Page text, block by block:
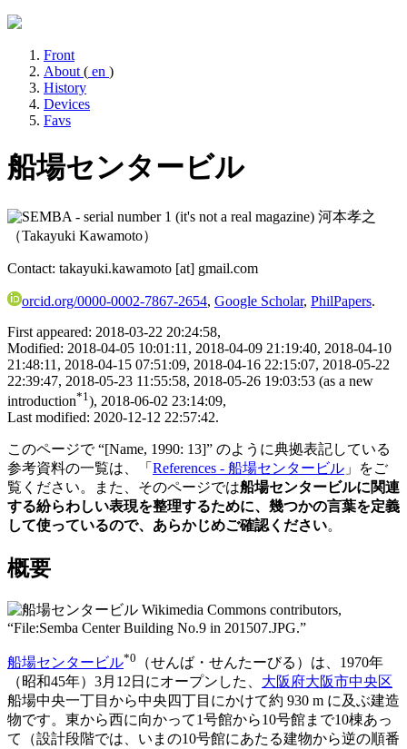
Front
About ( en )
History
Devices
Favs
船場センタービル
河本孝之
（Takayuki Kawamoto）
Contact: takayuki.kawamoto [at] gmail.com
orcid.org/0000-0002-7867-2654, Google Scholar, PhilPapers.
First appeared: 2018-03-22 20:24:58,
Modified: 2018-04-05 10:01:11, 2018-04-09 21:19:40, 2018-04-10
21:48:11, 2018-04-15 07:51:09, 2018-04-16 22:15:07, 2018-05-22
22:39:47, 2018-05-23 11:55:58, 2018-05-26 19:03:53 (as a new
introduction*1 ), 2018-06-02 23:14:09,
Last modified: 2020-12-12 22:57:42.
このページで “[Name, 1990: 13]” のように典拠表記している
参考資料の一覧は、「 References - 船場センタービル 」をご
覧ください。また、そのページでは船場センタービルに関連
する紛らわしい表現を整理するために、幾つかの言葉を定義
して使っているので、あらかじめご確認ください。
概要
Wikimedia Commons contributors,
“File:Semba Center Building No.9 in 201507.JPG.”
船場センタービル*0
（せんば・せんたーびる）は、1970年
（昭和45年）3月12日にオープンした、 大阪府大阪市中央区
船場中央一丁目から中央四丁目にかけて約 930 m に及ぶ建造
物です。東から西に向かって1号館から10号館まで10棟あっ
て（設計段階では、いまの10号館にあたる建物から逆の順番